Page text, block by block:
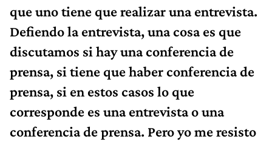
que uno tiene que realizar una entrevista.
Defiendo la entrevista, una cosa es que
discutamos si hay una conferencia de
prensa, si tiene que haber conferencia de
prensa, si en estos casos lo que
corresponde es una entrevista o una
conferencia de prensa. Pero yo me resisto